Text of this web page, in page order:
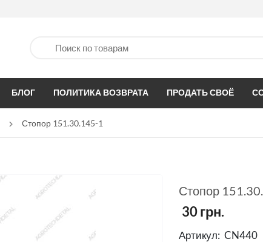
БЛОГ ПОЛИТИКА ВОЗВРАТА ПРОДАТЬ СВОЁ
Стопор 151.30.145-1
Стопор
30грн.
Артикул: CN440